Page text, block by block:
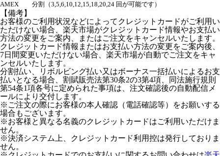
AMEX
分割（3,5,6,10,12,15,18,20,24 回が可能です）
【備考】
お客様のご利用状況などによってクレジットカードがご利用い
ただけない場合、楽天市場がクレジットカード情報やお支払い
方法の変更をご案内、またはご注文をキャンセルいたします。
クレジットカード情報またはお支払い方法の変更をご案内後、
7日間変更いただけない場合、楽天市場が自動でご注文をキャ
ンセルいたします。
分割払い、リボルビング払い又はボーナス一括払いによるお支
払いとなる場合、割賦販売法第30条2の3第4項、同法施行規則
第54条1項各号に定められた事項は、注文確認後の自動配信メ
ールにより交付します。
※ご注文の際にお客様の本人確認（電話確認等）をお願いする
場合もございます。
※お客様と異なる名義のクレジットカードはご利用いただけま
せん。
※決済システム上、クレジットカード利用控は発行しておりま
せん。